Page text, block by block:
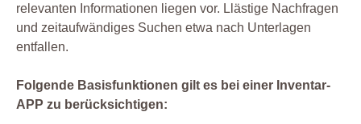
relevanten Informationen liegen vor. Llästige Nachfragen
und zeitaufwändiges Suchen etwa nach Unterlagen
entfallen.
Folgende Basisfunktionen gilt es bei einer Inventar-
APP zu berücksichtigen: